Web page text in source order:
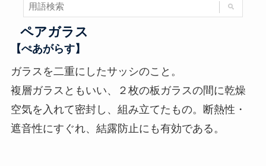
ペアガラス
【ぺあがらす】
ガラスを二重にしたサッシのこと。
複層ガラスともいい、２枚の板ガラスの間に乾燥
空気を入れて密封し、組み立てたもの。断熱性・
遮音性にすぐれ、結露防止にも有効である。